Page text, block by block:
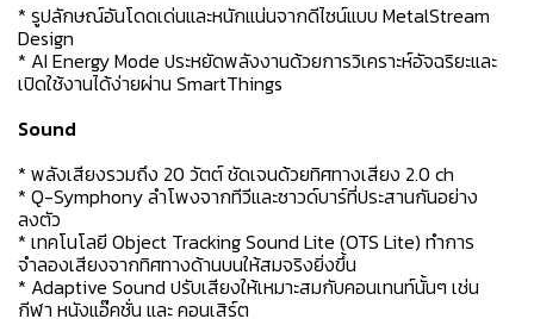
* รูปลักษณ์อันโดดเด่นและหนักแน่นจากดีไซน์แบบ MetalStream
Design
* AI Energy Mode ประหยัดพลังงานด้วยการวิเคราะห์อัจฉริยะและ
เปิดใช้งานได้ง่ายผ่าน SmartThings
Sound
* พลังเสียงรวมถึง 20 วัตต์ ชัดเจนด้วยทิศทางเสียง 2.0 ch
* Q-Symphony ลำโพงจากทีวีและซาวด์บาร์ที่ประสานกันอย่าง
ลงตัว
* เทคโนโลยี Object Tracking Sound Lite (OTS Lite) ทำการ
จำลองเสียงจากทิศทางด้านบนให้สมจริงยิ่งขึ้น
* Adaptive Sound ปรับเสียงให้เหมาะสมกับคอนเทนท์นั้นๆ เช่น
กีฬา หนังแอ๊คชั่น และ คอนเสิร์ต